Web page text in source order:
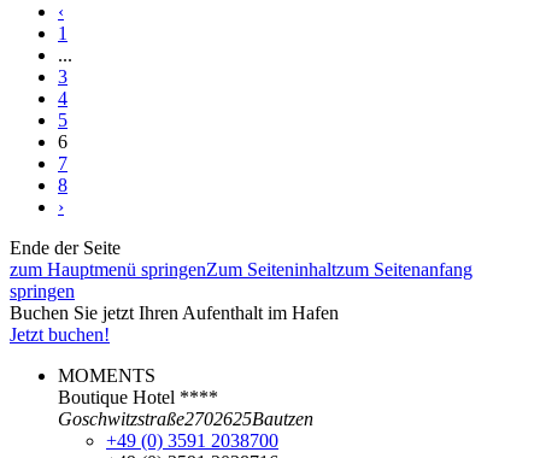
‹
1
...
3
4
5
6
7
8
›
Ende der Seite
zum Hauptmenü springenZum Seiteninhaltzum Seitenanfang
springen
Buchen Sie jetzt Ihren Aufenthalt im Hafen
Jetzt buchen!
MOMENTS
Boutique Hotel ****
Goschwitzstraße2702625Bautzen
+49 (0) 3591 2038700